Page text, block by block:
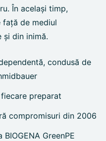
În același timp,
de mediul
și din inimă.
condusă de
preparat
compromisuri din 2006
GreenPE